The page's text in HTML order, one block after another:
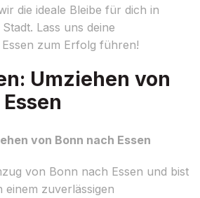
die ideale Bleibe für dich in
Lass uns deine
zum Erfolg führen!
Umziehen von
von Bonn nach Essen
von Bonn nach Essen und bist
zuverlässigen